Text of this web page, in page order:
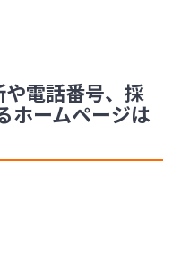
電話番号、採
ホームページは